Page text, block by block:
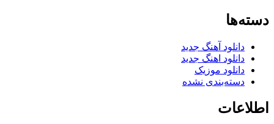
دسته‌ها
دانلود آهنگ جدید
دانلود اهنگ جدید
دانلود موزیک
دسته‌بندی نشده
اطلاعات